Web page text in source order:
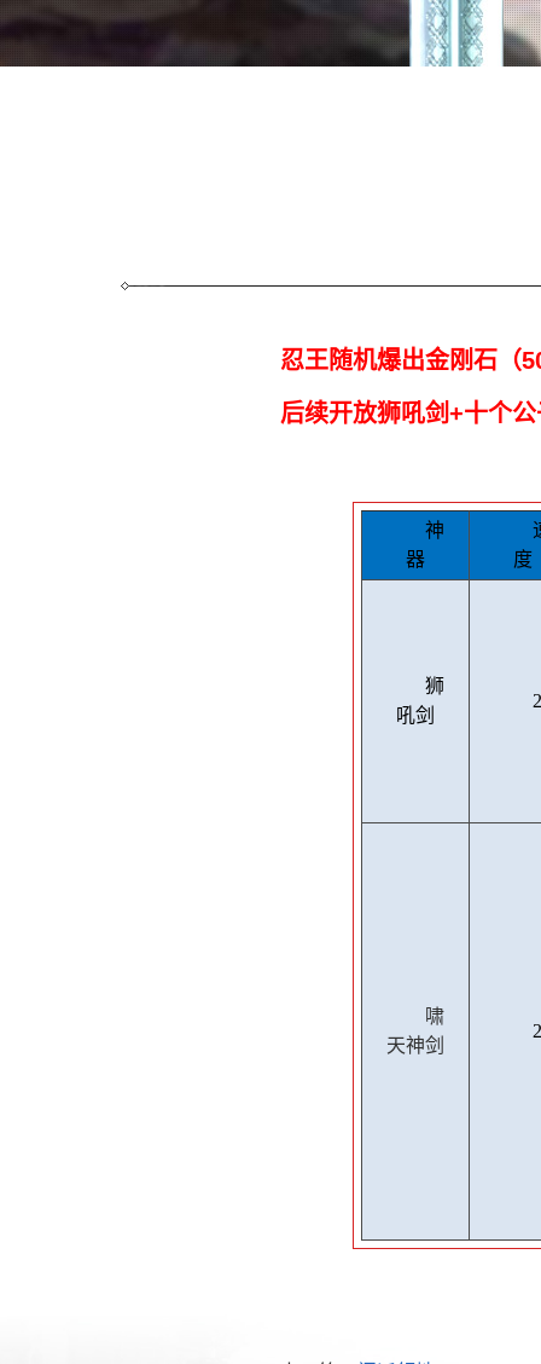
忍王随机爆出金刚石（
后续开放狮吼剑+十个
神
器
度
狮
吼剑
啸
天神剑